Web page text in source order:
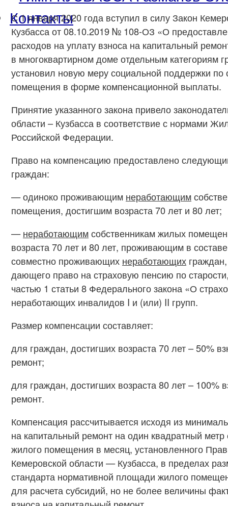
Контакты
С 1 января 2020 года вступил в силу Закон
Кузбасса от 08.10.2019 № 108-ОЗ «О
расходов на уплату взноса на капитальный
в многоквартирном доме отдельным категориям
установил новую меру социальной поддержки по
помещения в форме компенсационной выплаты.
Принятие указанного закона привело
области – Кузбасса в соответствие с нормами
Российской Федерации.
Право на компенсацию предоставлено
граждан:
— одиноко проживающим неработающим
помещения, достигшим возраста 70 лет и 80 лет;
—неработающимсобственникам жилых
возраста 70 лет и 80 лет, проживающим в
совместно проживающих неработающих
дающего право на страховую пенсию по
частью 1 статьи 8 Федерального закона «О
неработающих инвалидов I и (или) II групп.
Размер компенсации составляет:
для граждан, достигших возраста 70 лет – 50%
ремонт;
для граждан, достигших возраста 80 лет – 100%
ремонт.
Компенсация рассчитывается исходя из
на капитальный ремонт на один квадратный
жилого помещения в месяц, установленного
Кемеровской области — Кузбасса, в пределах
стандарта нормативной площади жилого
для расчета субсидий, но не более величины